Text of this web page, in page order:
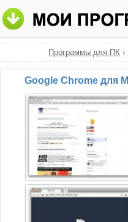
Программы для ПК ›
Google Chrome для